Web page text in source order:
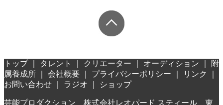
トップ｜ タレント クリエーター オーディション
附
属養成所
会社概要 プライバシーポリシー リンク
お問い合わせ
ラジオ ショップ
芸能プロダクション 株式会社レオパード スティール 東